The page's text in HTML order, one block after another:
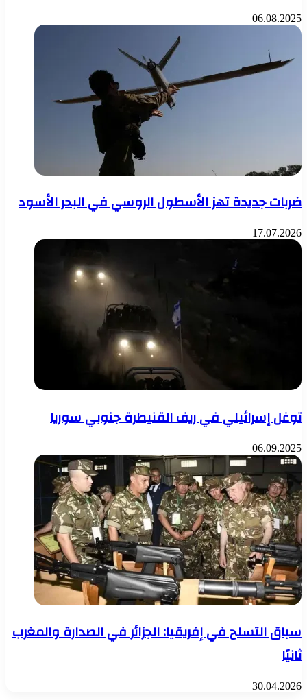
06.08.2025
ضربات جديدة تهز الأسطول الروسي في البحر الأسود
17.07.2026
توغل إسرائيلي في ريف القنيطرة جنوبي سوريا
06.09.2025
سباق التسلح في إفريقيا: الجزائر في الصدارة والمغرب
ثانيًا
30.04.2026